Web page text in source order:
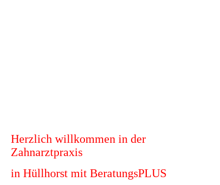
Herzlich willkommen in der
Zahnarztpraxis
in Hüllhorst mit BeratungsPLUS